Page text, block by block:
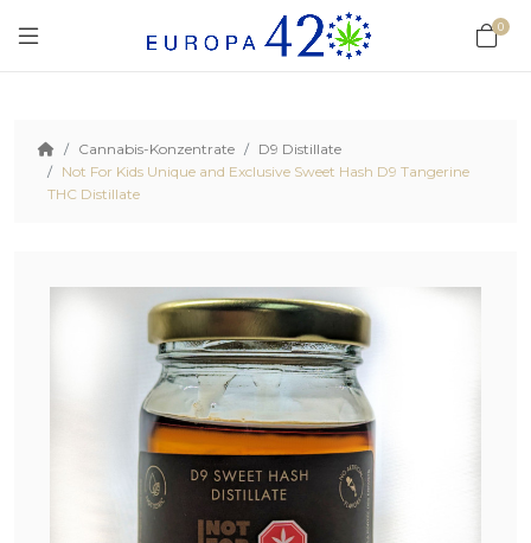
0
Cannabis-Konzentrate
D9 Distillate
Not For Kids Unique and Exclusive Sweet Hash D9 Tangerine
THC Distillate